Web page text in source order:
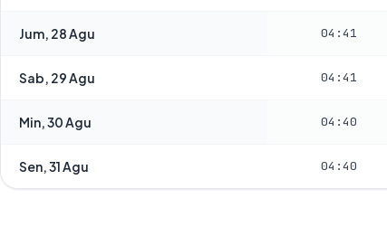
Jum, 28 Agu 04:41
Sab, 29 Agu 04:41
Min, 30 Agu 04:40
Sen, 31 Agu 04:40